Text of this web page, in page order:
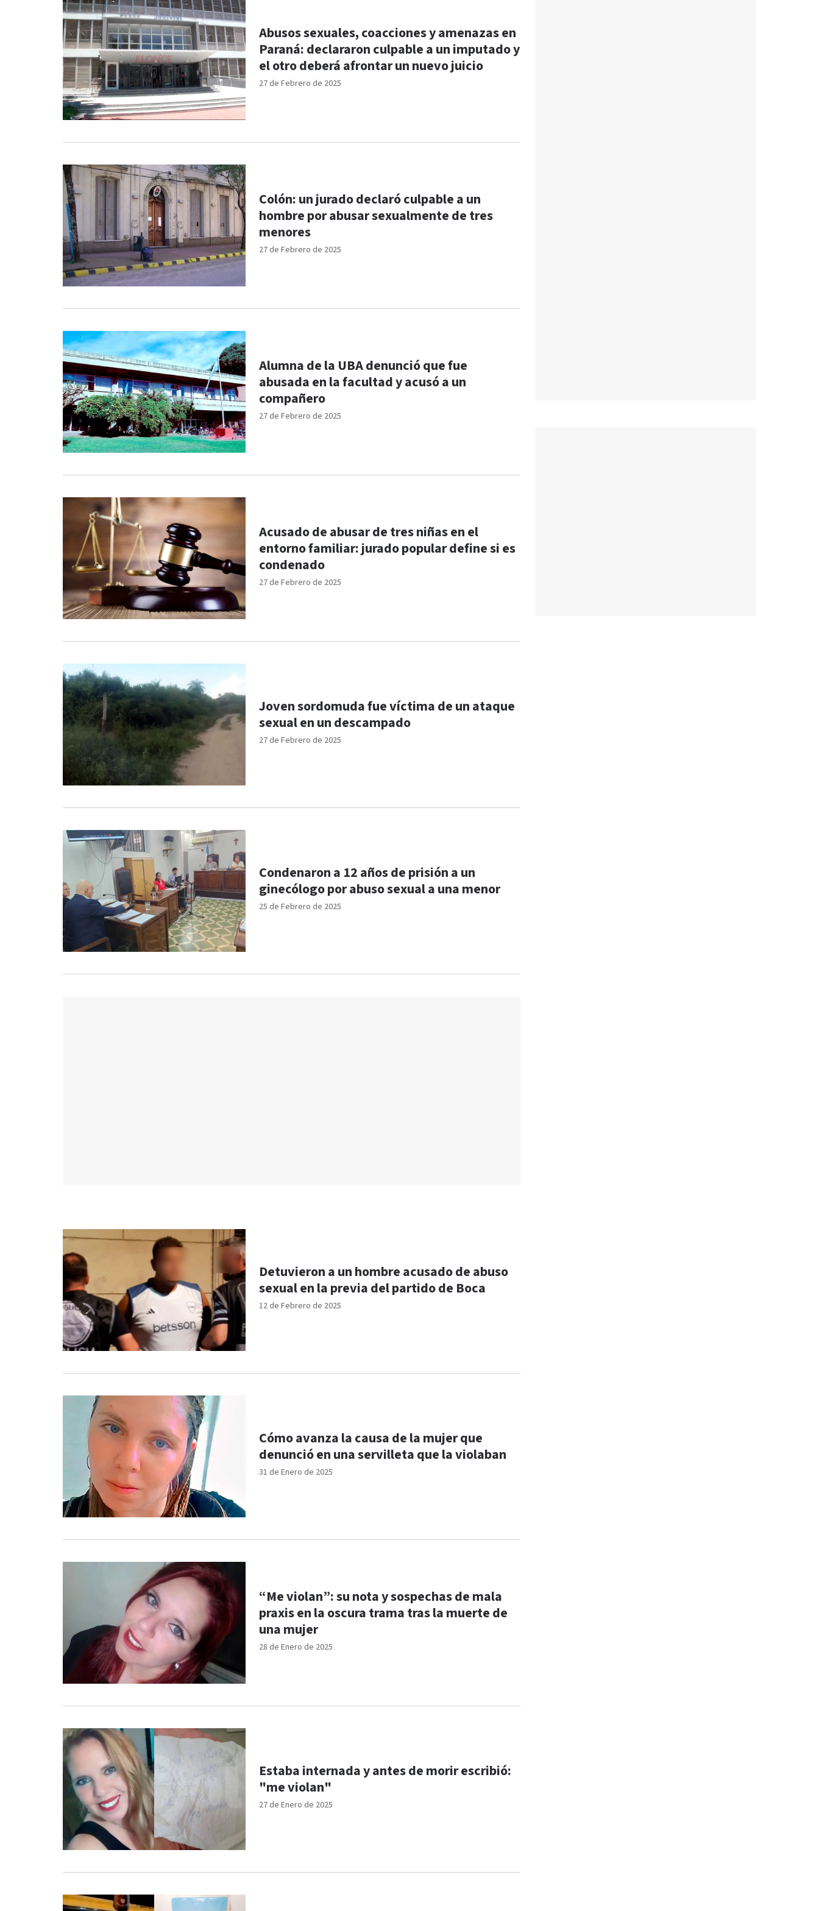
27 de Febrero de 2025
Abusos sexuales, coacciones y amenazas en
Paraná: declararon culpable a un imputado y
el otro deberá afrontar un nuevo juicio
27 de Febrero de 2025
Colón: un jurado declaró culpable a un
hombre por abusar sexualmente de tres
menores
27 de Febrero de 2025
Alumna de la UBA denunció que fue
abusada en la facultad y acusó a un
compañero
27 de Febrero de 2025
Acusado de abusar de tres niñas en el
entorno familiar: jurado popular define si es
condenado
27 de Febrero de 2025
Joven sordomuda fue víctima de un ataque
sexual en un descampado
25 de Febrero de 2025
Condenaron a 12 años de prisión a un
ginecólogo por abuso sexual a una menor
12 de Febrero de 2025
Detuvieron a un hombre acusado de abuso
sexual en la previa del partido de Boca
31 de Enero de 2025
Cómo avanza la causa de la mujer que
denunció en una servilleta que la violaban
28 de Enero de 2025
“Me violan”: su nota y sospechas de mala
praxis en la oscura trama tras la muerte de
una mujer
27 de Enero de 2025
Estaba internada y antes de morir escribió:
"me violan"